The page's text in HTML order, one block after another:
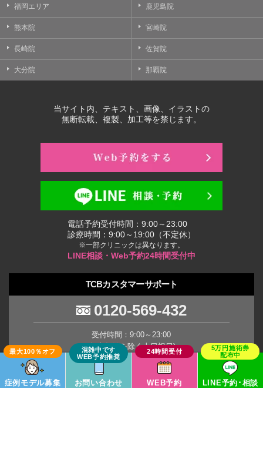
福岡エリア 鹿児島院
熊本院 宮崎院
長崎院 佐賀院
大分院 那覇院
当サイト内、テキスト、画像、イラストの
無断転載、複製、加工等を禁じます。
電話予約受付時間：9:00～23:00
診療時間：9:00～19:00（不定休）
※一部クリニックは異なります。
LINE相談・Web予約24時間受付中
TCBカスタマーサポート
0120-569-432
受付時間：9:00～23:00
(年末年始を除く土日祝日)
※臨時休業の場合がございます。
症例モデル募集 お問い合わせ WEB予約 LINE予約･相談